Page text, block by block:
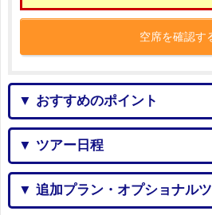
空席を確認す
▼ おすすめのポイント
▼ ツアー日程
▼ 追加プラン・オプショナル